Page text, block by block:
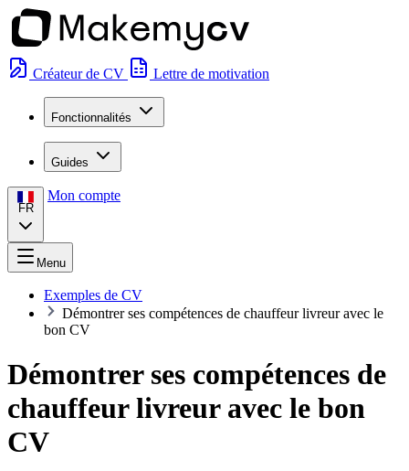
Créateur de CV Lettre de motivation
Fonctionnalités
Guides
FR
Mon compte
Menu
Exemples de CV
Démontrer ses compétences de chauffeur livreur avec le
bon CV
Démontrer ses compétences de
chauffeur livreur avec le bon
CV